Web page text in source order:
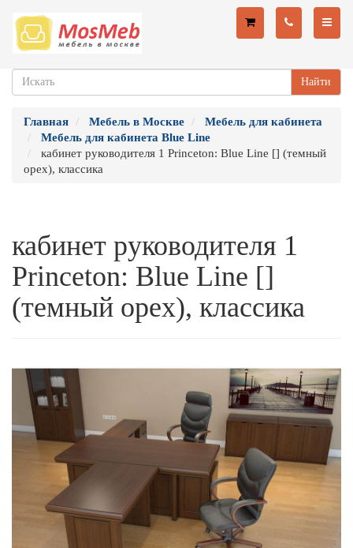
Найти
Главная Мебель в Москве
Мебель для кабинета
Мебель для кабинета Blue Line
кабинет руководителя 1 Princeton: Blue Line [] (темный
орех), классика
кабинет руководителя 1
Princeton: Blue Line []
(темный орех), классика